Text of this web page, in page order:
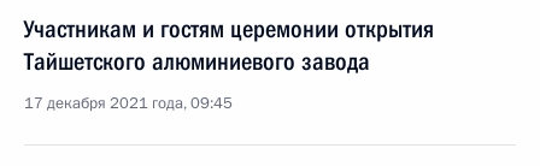
Участникам и гостям церемонии открытия
Тайшетского алюминиевого завода
17 декабря 2021 года, 09:45